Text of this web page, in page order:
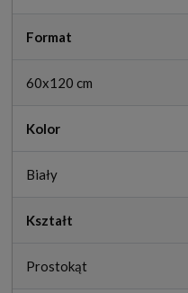
Format
60x120 cm
Kolor
Biały
Kształt
Prostokąt